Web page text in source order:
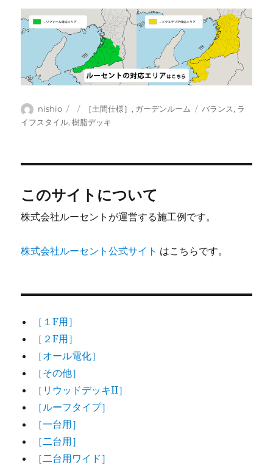
投
稿
nishio
投
稿
カ
テ
［土間仕様］, ガーデンルーム
タ
バランス, ラ
イフスタイル,樹脂デッキ
このサイトについて
株式会社ルーセントが運営する施工例です。
株式会社ルーセント公式サイト はこちらです。
［１F用］
［２F用］
［オール電化］
［その他］
［リウッドデッキII］
［ルーフタイプ］
［一台用］
［二台用］
［二台用ワイド］